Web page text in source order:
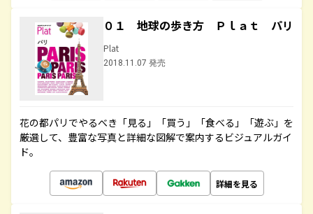
０１ 地球の歩き方 Ｐｌａｔ パリ
Plat
2018.11.07 発売
花の都パリでやるべき「見る」「買う」「食べる」「遊ぶ」を
厳選して、豊富な写真と詳細な図解で案内するビジュアルガイ
ド。
詳細を見る